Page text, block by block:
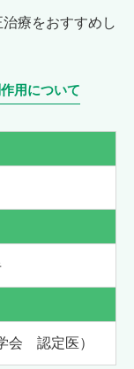
療をおすすめし
用について
会 認定医）